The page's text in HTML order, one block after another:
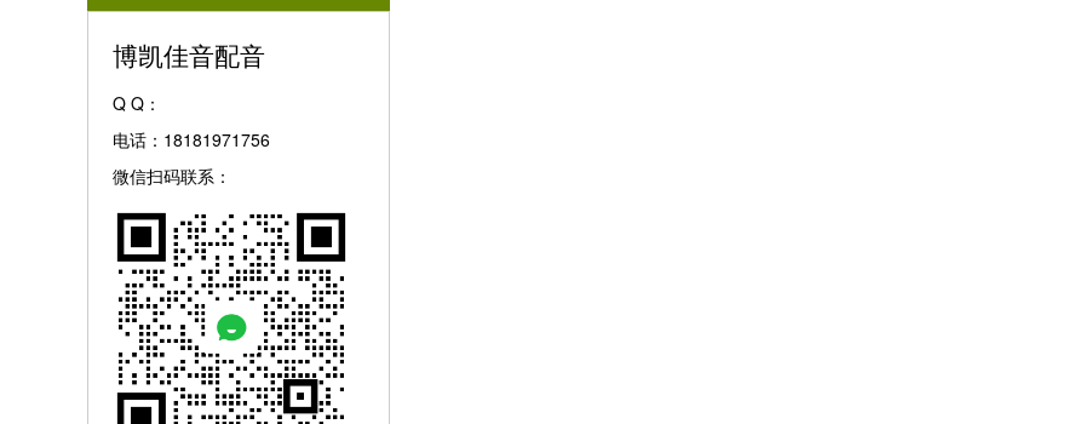
博凯佳音配音
Q Q：
电话：18181971756
微信扫码联系：